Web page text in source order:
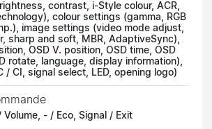
contrast, i-Style colour, ACR,
colour settings (gamma, RGB
image settings (video mode adjust,
sharp and soft, MBR, AdaptiveSync),
OSD V. position, OSD time, OSD
rotate, language, display information),
/ CI, signal select, LED, opening logo)
Volume, - / Eco, Signal / Exit